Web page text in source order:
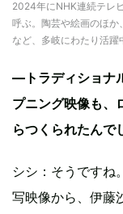
2024年にNHK連続テレ
呼ぶ。陶芸や絵画のほか
など、多岐にわたり活躍
—トラディショナ
プニング映像も、
らつくられたんで
シシ：そうですね
写映像から、伊藤